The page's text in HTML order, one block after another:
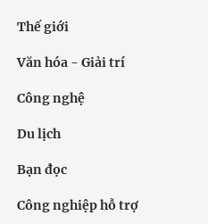
Thế giới
Văn hóa - Giải trí
Công nghệ
Du lịch
Bạn đọc
Công nghiệp hỗ trợ